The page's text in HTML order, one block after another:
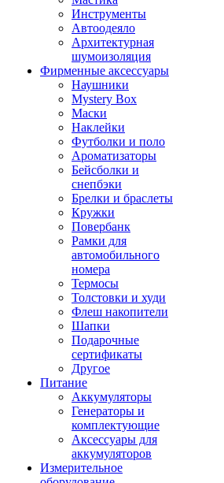
Инструменты
Автоодеяло
Архитектурная
шумоизоляция
Фирменные аксессуары
Наушники
Mystery Box
Маски
Наклейки
Футболки и поло
Ароматизаторы
Бейсболки и
снепбэки
Брелки и браслеты
Кружки
Повербанк
Рамки для
автомобильного
номера
Термосы
Толстовки и худи
Флеш накопители
Шапки
Подарочные
сертификаты
Другое
Питание
Аккумуляторы
Генераторы и
комплектующие
Аксессуары для
аккумуляторов
Измерительное